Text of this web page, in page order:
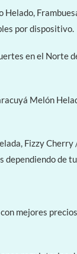
por dispositivo.
en el Norte
Melón
Fizzy Cherry
dependiendo de
mejores